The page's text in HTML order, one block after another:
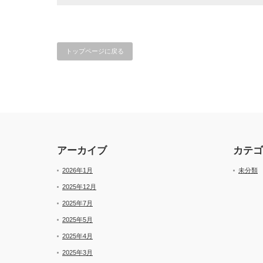
トップページに戻る
アーカイブ
2026年1月
2025年12月
2025年7月
2025年5月
2025年4月
2025年3月
カテ
未分類